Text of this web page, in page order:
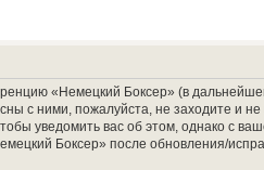
«Немецкий Боксер» (в
с ними, пожалуйста, не заходите и
уведомить вас об этом, однако с
Боксер» после обновления/